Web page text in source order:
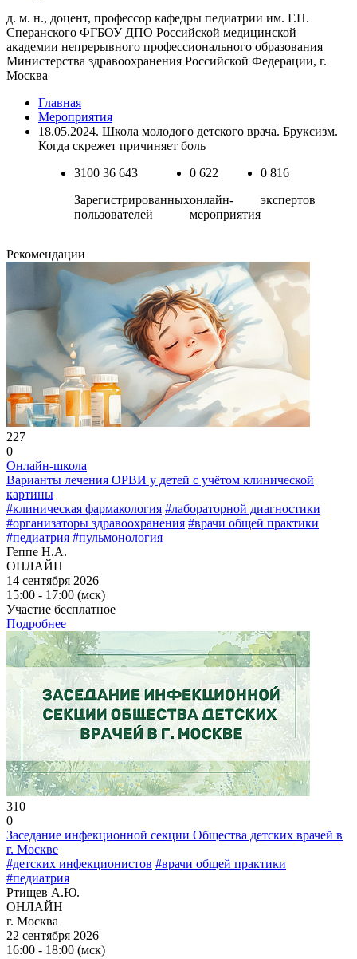
д. м. н., доцент, профессор кафедры педиатрии им. Г.Н.
Сперанcкого ФГБОУ ДПО Российской медицинской
академии непрерывного профессионального образования
Министерства здравоохранения Российской Федерации, г.
Москва
Главная
Мероприятия
18.05.2024. Школа молодого детского врача. Бруксизм.
Когда скрежет причиняет боль
3100 36 643
Зарегистрированных
пользователей
0 622
онлайн-
мероприятия
0 816
экспертов
Рекомендации
227
0
Онлайн-школа
Варианты лечения ОРВИ у детей с учётом клинической
картины
#клиническая фармакология #лабораторной диагностики
#организаторы здравоохранения #врачи общей практики
#педиатрия #пульмонология
Геппе Н.А.
ОНЛАЙН
14 сентября 2026
15:00 - 17:00 (мск)
Участие бесплатное
Подробнее
310
0
Заседание инфекционной секции Общества детских врачей в
г. Москве
#детских инфекционистов #врачи общей практики
#педиатрия
Ртищев А.Ю.
ОНЛАЙН
г. Москва
22 сентября 2026
16:00 - 18:00 (мск)